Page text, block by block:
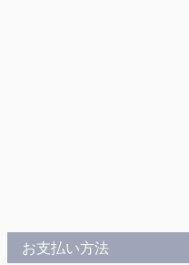
お支払い方法